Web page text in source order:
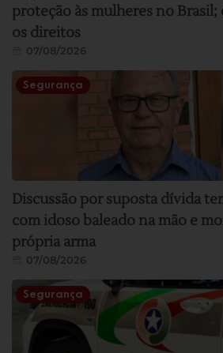
proteção às mulheres no Brasil;
os direitos
07/08/2026
Segurança
Discussão por suposta dívida
com idoso baleado na mão e
própria arma
07/08/2026
Segurança